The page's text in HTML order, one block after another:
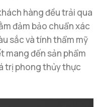
hàng đều trải qua
đảm bảo chuẩn xác
sắc và tính thẩm mỹ
mang đến sản phẩm
trị phong thủy thực